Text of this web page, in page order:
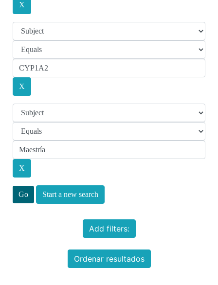
Start a new search
Add filters:
Ordenar resultados